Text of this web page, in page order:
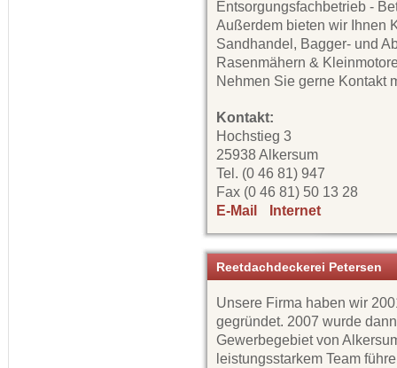
Entsorgungsfachbetrieb -
Außerdem bieten wir Ihnen
Sandhandel, Bagger- und
Rasenmähern &
Nehmen Sie gerne Kontakt
Kontakt:
Hochstieg 3
25938 Alkersum
Tel. (0 46 81) 947
Fax (0 46 81) 50 13 28
E-Mail
Internet
Reetdachdeckerei Petersen
Unsere Firma haben wir
gegründet. 2007 wurde
Gewerbegebiet von
leistungsstarkem Team